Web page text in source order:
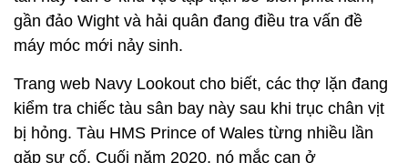
gần đảo Wight và hải quân đang điều tra vấn đề
máy móc mới nảy sinh.
Trang web Navy Lookout cho biết, các thợ lặn đang
kiểm tra chiếc tàu sân bay này sau khi trục chân vịt
bị hỏng. Tàu HMS Prince of Wales từng nhiều lần
gặp sự cố. Cuối năm 2020, nó mắc cạn ở